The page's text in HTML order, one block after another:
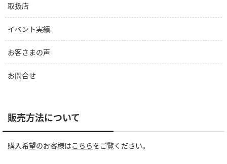
取扱店
イベント実績
お客さまの声
お問合せ
販売方法について
購入希望のお客様はこちらをご覧ください。